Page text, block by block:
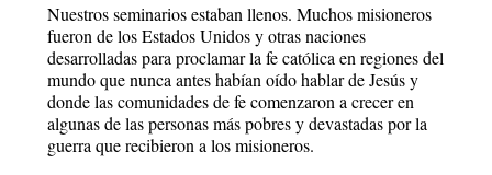
Nuestros seminarios estaban llenos. Muchos misioneros
fueron de los Estados Unidos y otras naciones
desarrolladas para proclamar la fe católica en regiones del
mundo que nunca antes habían oído hablar de Jesús y
donde las comunidades de fe comenzaron a crecer en
algunas de las personas más pobres y devastadas por la
guerra que recibieron a los misioneros.